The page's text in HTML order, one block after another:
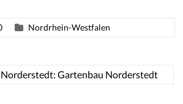
Nordrhein-Westfalen
Gartenbau Norderstedt